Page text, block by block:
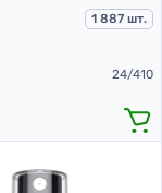
1 887 шт.
24/410